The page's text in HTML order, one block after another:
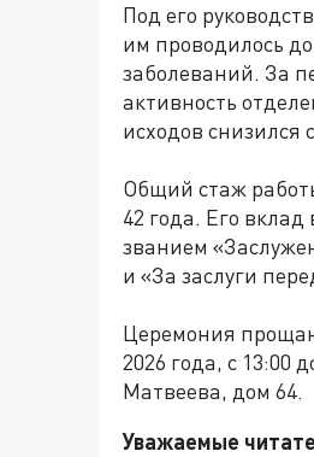
Под его
им проводилось
заболеваний. За
активность
исходов снизился
Общий стаж
42 года. Его
званием
и «За заслуги
Церемония
2026 года, с 13:00
Матвеева, дом 64.
Уважаемые